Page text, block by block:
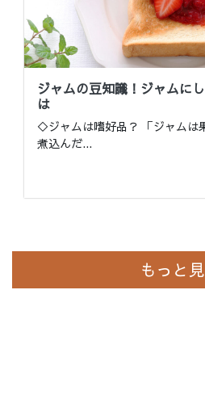
ジャムの豆知識！ジャムに
は
◇ジャムは嗜好品？ 「ジャムは
煮込んだ...
もっと